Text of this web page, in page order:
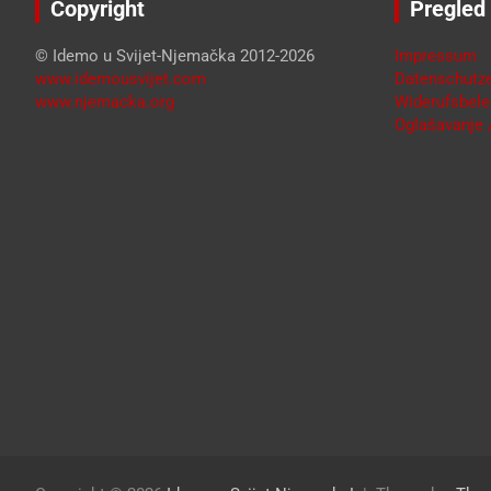
Copyright
© Idemo u Svijet-Njemačka 2012-2026
www.idemousvijet.com
www.njemacka.org
Pregled
Impressum